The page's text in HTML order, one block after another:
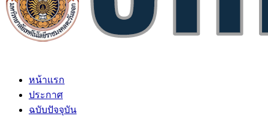
หน้าแรก
ประกาศ
ฉบับปัจจุบัน